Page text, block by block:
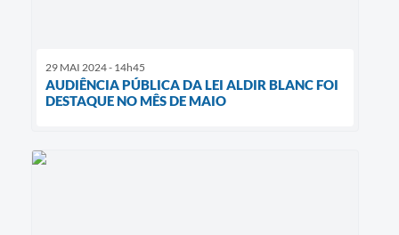
29 MAI 2024 - 14h45
AUDIÊNCIA PÚBLICA DA LEI ALDIR BLANC FOI
DESTAQUE NO MÊS DE MAIO